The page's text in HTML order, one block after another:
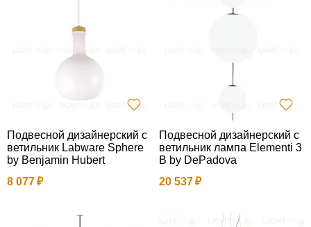
Подвесной дизайнерский с
ветильник Labware Sphere
by Benjamin Hubert
8 077
Подвесной дизайнерский с
ветильник лампа Elementi 3
B by DePadova
20 537